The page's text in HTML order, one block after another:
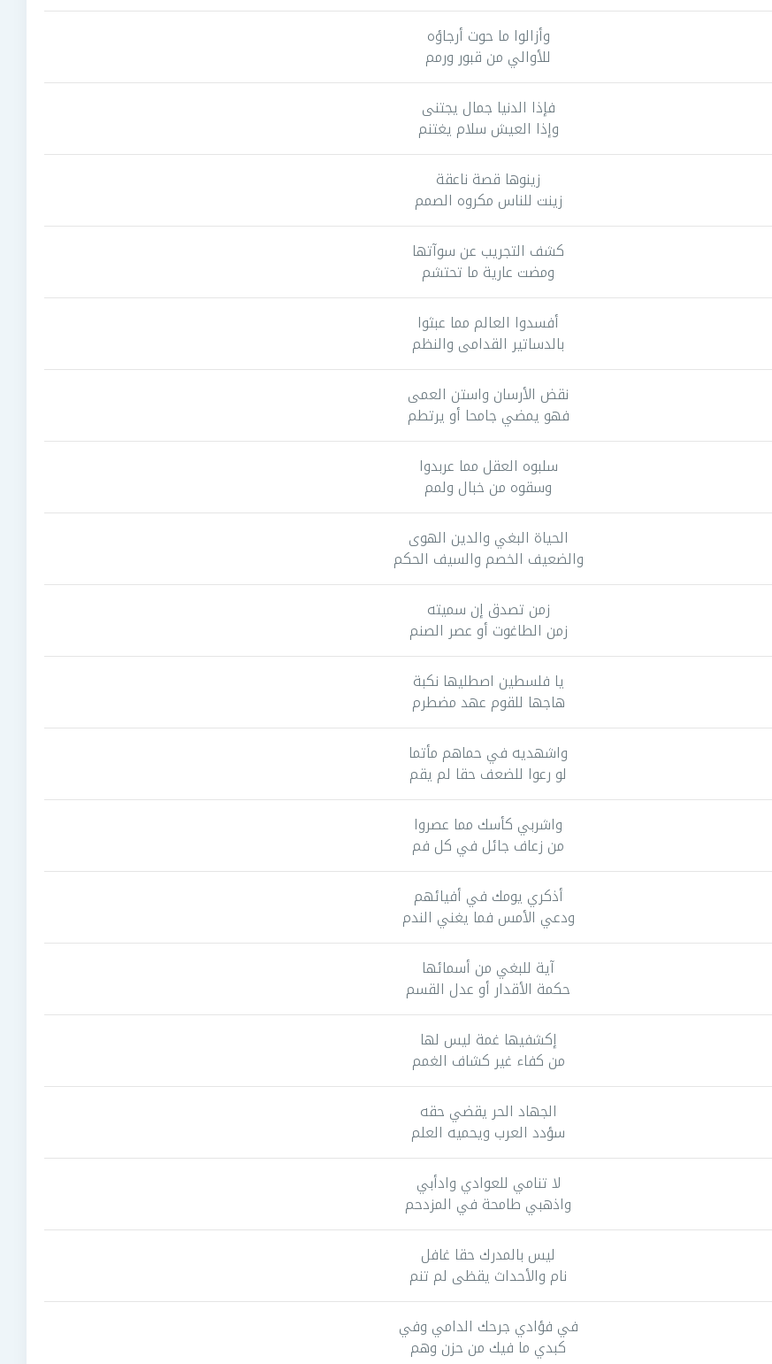
وأزالوا ما حوت أرجاؤه
للأوالي من قبور ورمم
فإذا الدنيا جمال يجتنى
وإذا العيش سلام يغتنم
زينوها قصة ناعقة
زينت للناس مكروه الصمم
كشف التجريب عن سوآتها
ومضت عارية ما تحتشم
أفسدوا العالم مما عبثوا
بالدساتير القدامى والنظم
نقض الأرسان واستن العمى
فهو يمضي جامحا أو يرتطم
سلبوه العقل مما عربدوا
وسقوه من خبال ولمم
الحياة البغي والدين الهوى
والضعيف الخصم والسيف الحكم
زمن تصدق إن سميته
زمن الطاغوت أو عصر الصنم
يا فلسطين اصطليها نكبة
هاجها للقوم عهد مضطرم
واشهديه في حماهم مأتما
لو رعوا للضعف حقا لم يقم
واشربي كأسك مما عصروا
من زعاف جائل في كل فم
أذكري يومك في أفيائهم
ودعي الأمس فما يغني الندم
آية للبغي من أسمائها
حكمة الأقدار أو عدل القسم
إكشفيها غمة ليس لها
من كفاء غير كشاف الغمم
الجهاد الحر يقضي حقه
سؤدد العرب ويحميه العلم
لا تنامي للعوادي وادأبي
واذهبي طامحة في المزدحم
ليس بالمدرك حقا غافل
نام والأحداث يقظى لم تنم
في فؤادي جرحك الدامي وفي
كبدي ما فيك من حزن وهم